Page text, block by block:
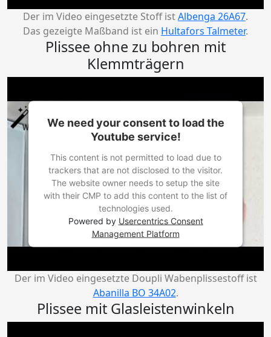
Der im Video eingesetzte Stoff istAlbenga 26A67.
Das gezeigte Maßband ist ein Hultafors Talmeter.
Plissee ohne zu bohren mit
Klemmträgern
We need your consent to load the
Youtube service!
This content is not permitted to load due to
trackers that are not disclosed to the visitor.
The website owner needs to setup the site
with their CMP to add this content to the list of
technologies used.
Powered by Usercentrics Consent
Management Platform
Der im Video eingesetzte Doupli Wabenplissestoff ist
Abanilla BO 34A02.
Plissee mit Glasleistenwinkeln